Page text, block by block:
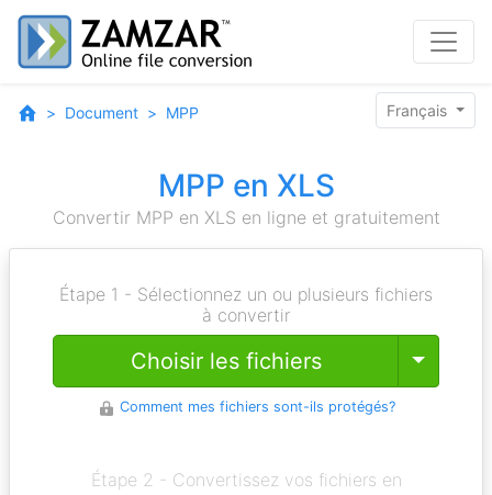
Document MPP Français
MPP en XLS
Convertir MPP en XLS en ligne et gratuitement
Étape 1 - Sélectionnez un ou plusieurs fichiers
à convertir
Choisir les fichiers Toggle
Comment mes fichiers sont-ils protégés?
Étape 2 - Convertissez vos fichiers en